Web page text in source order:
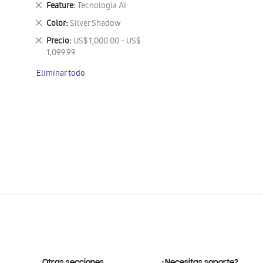
Feature Tecnología AI
Eliminar
este
artículo
Color Silver Shadow
Eliminar
este
artículo
Precio US$ 1,000.00 - US$
1,099.99
Eliminar
este
Eliminar todo